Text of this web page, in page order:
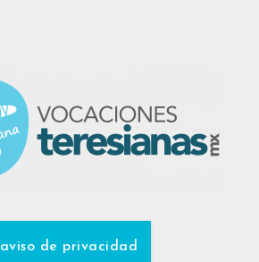
aviso de privacidad